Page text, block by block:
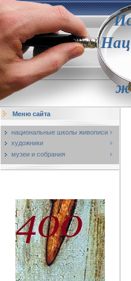
Меню сайта
национальные школы живописи
художники
музеи и собрания